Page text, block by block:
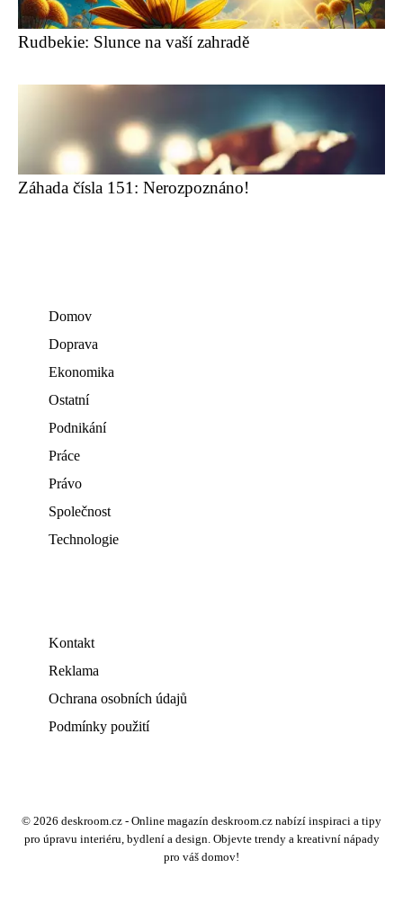
Rudbekie: Slunce na vaší zahradě
Záhada čísla 151: Nerozpoznáno!
Domov
Doprava
Ekonomika
Ostatní
Podnikání
Práce
Právo
Společnost
Technologie
Kontakt
Reklama
Ochrana osobních údajů
Podmínky použití
© 2026 deskroom.cz - Online magazín deskroom.cz nabízí inspiraci a tipy
pro úpravu interiéru, bydlení a design. Objevte trendy a kreativní nápady
pro váš domov!